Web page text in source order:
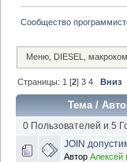
Сообщество
Меню, DIESEL,
Страницы: 1 [2]3 4 Вниз
Тема /
0 Пользователей и 5
JOIN
Автор Алексей